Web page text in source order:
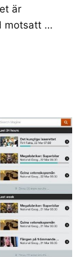
är
motsatt …